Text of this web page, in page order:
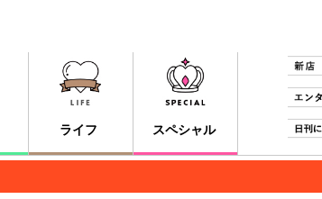
ライフ スペシャル